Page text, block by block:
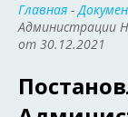
Главная -
Администрации
от 30.12.2021